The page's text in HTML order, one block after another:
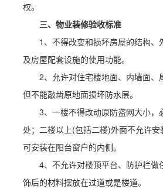
权。
三、物业装修验收标准
1、不得改变和损坏房屋的结构、
及房屋配套设施的使用功能。
2、允许对住宅楼地面、内墙面、
但不能敲凿原地面损坏防水层。
3、一楼不得改动原防盗网大小，
处；二楼以上(包括二楼)外面不允许
可安装在阳台窗户的内侧。
4、不允许对楼顶平台、防护栏做
饰后的材料摆放在过道或是楼道。